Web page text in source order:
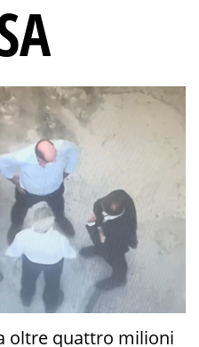
oltre quattro milioni